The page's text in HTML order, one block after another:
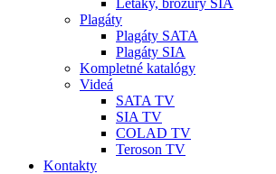
Letáky, brožúry SIA
Plagáty
Plagáty SATA
Plagáty SIA
Kompletné katalógy
Videá
SATA TV
SIA TV
COLAD TV
Teroson TV
Kontakty